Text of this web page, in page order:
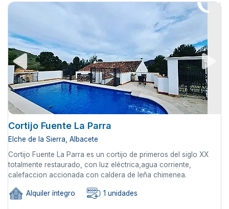
Cortijo Fuente La Parra
Elche de la Sierra, Albacete
Cortijo Fuente La Parra es un cortijo de primeros del siglo XX
totalmente restaurado, con luz eléctrica,agua corriente,
calefaccion accionada con caldera de leña chimenea.
Alquiler íntegro 1 unidades